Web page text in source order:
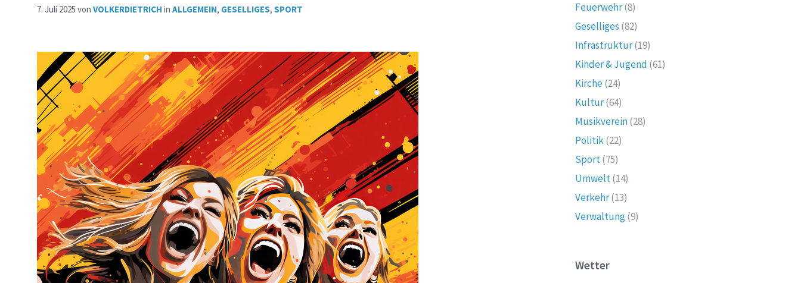
7. Juli 2025 von VOLKERDIETRICH in ALLGEMEIN, GESELLIGES, SPORT
Feuerwehr(8)
Geselliges (82)
Infrastruktur(19)
Kinder & Jugend (61)
Kirche(24)
Kultur(64)
Musikverein(28)
Politik(22)
Sport(75)
Umwelt(14)
Verkehr(13)
Verwaltung(9)
Wetter